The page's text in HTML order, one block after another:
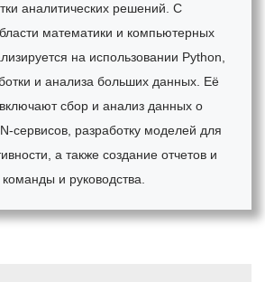
аналитических решений. С
математики и компьютерных
на использовании Python,
и анализа больших данных. Её
сбор и анализ данных о
сервисов, разработку моделей для
а также создание отчетов и
и руководства.